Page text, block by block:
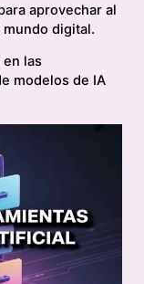
aprovechar al
mundo digital.
en las
modelos de IA